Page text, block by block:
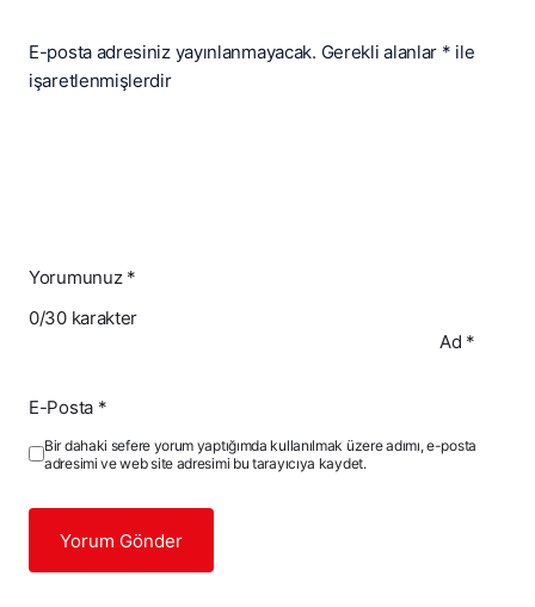
E-posta adresiniz yayınlanmayacak. Gerekli alanlar * ile
işaretlenmişlerdir
Yorumunuz*
0/30 karakter
Ad *
E-Posta*
Bir dahaki sefere yorum yaptığımda kullanılmak üzere adımı, e-posta
adresimi ve web site adresimi bu tarayıcıya kaydet.
Yorum Gönder